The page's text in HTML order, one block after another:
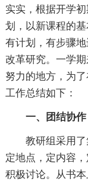
实实，根据开学
划，以新课程的
有计划，有步骤
改革研究。一学
努力的地方，为
工作总结如下：
一、团结协
教研组采用
定地点，定内容
积极讨论。从书